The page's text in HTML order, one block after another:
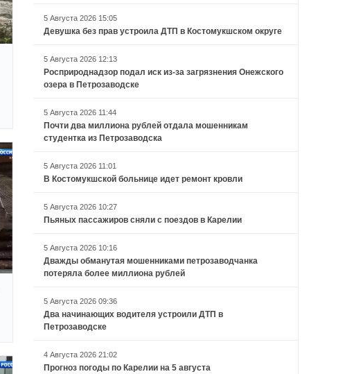
5 Августа 2026 15:05
Девушка без прав устроила ДТП в Костомукшском округе
5 Августа 2026 12:13
Росприроднадзор подал иск из-за загрязнения Онежского
озера в Петрозаводске
5 Августа 2026 11:44
Почти два миллиона рублей отдала мошенникам
студентка из Петрозаводска
5 Августа 2026 11:01
В Костомукшской больнице идет ремонт кровли
5 Августа 2026 10:27
Пьяных пассажиров сняли с поездов в Карелии
5 Августа 2026 10:16
Дважды обманутая мошенниками петрозаводчанка
потеряла более миллиона рублей
5 Августа 2026 09:36
Два начинающих водителя устроили ДТП в
Петрозаводске
4 Августа 2026 21:02
Прогноз погоды по Карелии на 5 августа